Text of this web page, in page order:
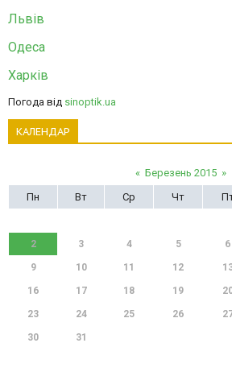
Львів
Одеса
Харків
Погода від sinoptik.ua
КАЛЕНДАР
« Березень 2015 »
Пн
Вт Ср Чт
2 3 4 5 6
9 10 11 12
16 17 18 19
23 24 25 26
30 31